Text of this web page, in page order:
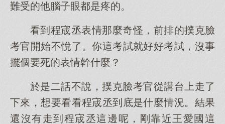
難受的他腦子眼都是疼的。
看到程宬丞表情那麼奇怪，前排的撲克臉
考官開始不悅了。你這考試就好好考試，沒事
擺個要死的表情幹什麼？
於是二話不說，撲克臉考官從講台上走了
下來，想要看看程宬丞到底是什麼情況。結果
還沒有走到程宬丞這邊呢，剛靠近王愛國這